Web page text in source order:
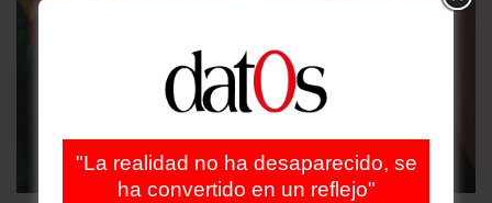
"La realidad no ha desaparecido, se
ha convertido en un reflejo"